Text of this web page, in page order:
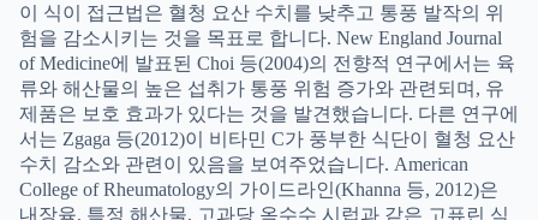
이 식이 접근법은 혈청 요산 수치를 낮추고 통풍 발작의 위
험을 감소시키는 것을 목표로 합니다. New England Journal
of Medicine에 발표된 Choi 등(2004)의 전향적 연구에서는 육
류와 해산물의 높은 섭취가 통풍 위험 증가와 관련되며, 유
제품은 보호 효과가 있다는 것을 발견했습니다. 다른 연구에
서는 Zgaga 등(2012)이 비타민 C가 풍부한 식단이 혈청 요산
수치 감소와 관련이 있음을 보여주었습니다. American
College of Rheumatology의 가이드라인(Khanna 등, 2012)은
내장육, 특정 해산물, 고과당 옥수수 시럽과 같은 고퓨린 식